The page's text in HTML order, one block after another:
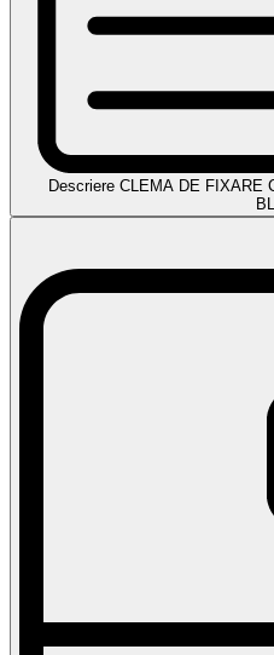
Descriere CLEMA DE FIXARE